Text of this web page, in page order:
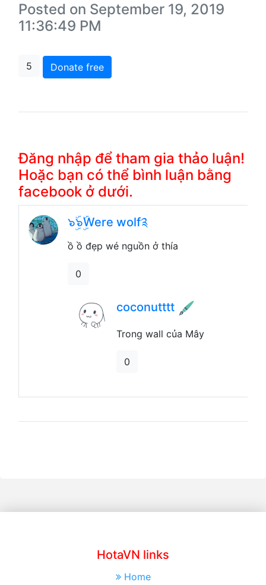
Posted on September 19, 2019
11:36:49 PM
5 Donate free
Đăng nhập để tham gia thảo luận!
Hoặc bạn có thể bình luận bằng
facebook ở dưới.
๖ۣۜ๖ۣۜWere wolf༉
ồ ồ đẹp wé nguồn ở thía
0
coconutttt
Trong wall của Mây
0
HotaVN links
Home